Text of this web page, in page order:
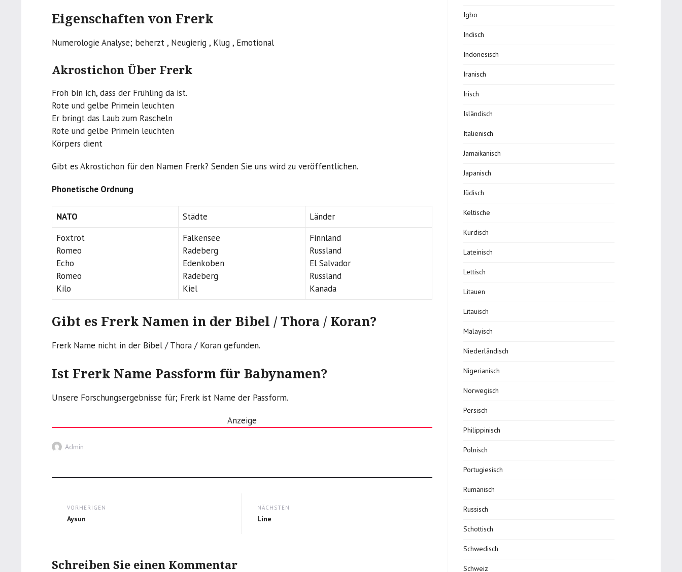
Eigenschaften von Frerk
Numerologie Analyse; beherzt , Neugierig , Klug , Emotional
Akrostichon Über Frerk
Froh bin ich, dass der Frühling da ist.
Rote und gelbe Primein leuchten
Er bringt das Laub zum Rascheln
Rote und gelbe Primein leuchten
Körpers dient
Gibt es Akrostichon für den Namen Frerk? Senden Sie uns wird zu veröffentlichen.
Phonetische Ordnung
NATO Städte
Länder
Foxtrot
Romeo
Echo
Romeo
Kilo
Falkensee
Radeberg
Edenkoben
Radeberg
Kiel
Finnland
Russland
El Salvador
Russland
Kanada
Gibt es Frerk Namen in der Bibel / Thora / Koran?
Frerk Name nicht in der Bibel / Thora / Koran gefunden.
Ist Frerk Name Passform für Babynamen?
Unsere Forschungsergebnisse für; Frerk ist Name der Passform.
Anzeige
Autor
Admin
navigation
VORHERIGEN
Previous
Aysun
NÄCHSTEN
Next
Line
Schreiben Sie einen Kommentar
Igbo
Indisch
Indonesisch
Iranisch
Irisch
Isländisch
Italienisch
Jamaikanisch
Japanisch
Jüdisch
Keltische
Kurdisch
Lateinisch
Lettisch
Litauen
Litauisch
Malayisch
Niederländisch
Nigerianisch
Norwegisch
Persisch
Philippinisch
Polnisch
Portugiesisch
Rumänisch
Russisch
Schottisch
Schwedisch
Schweiz